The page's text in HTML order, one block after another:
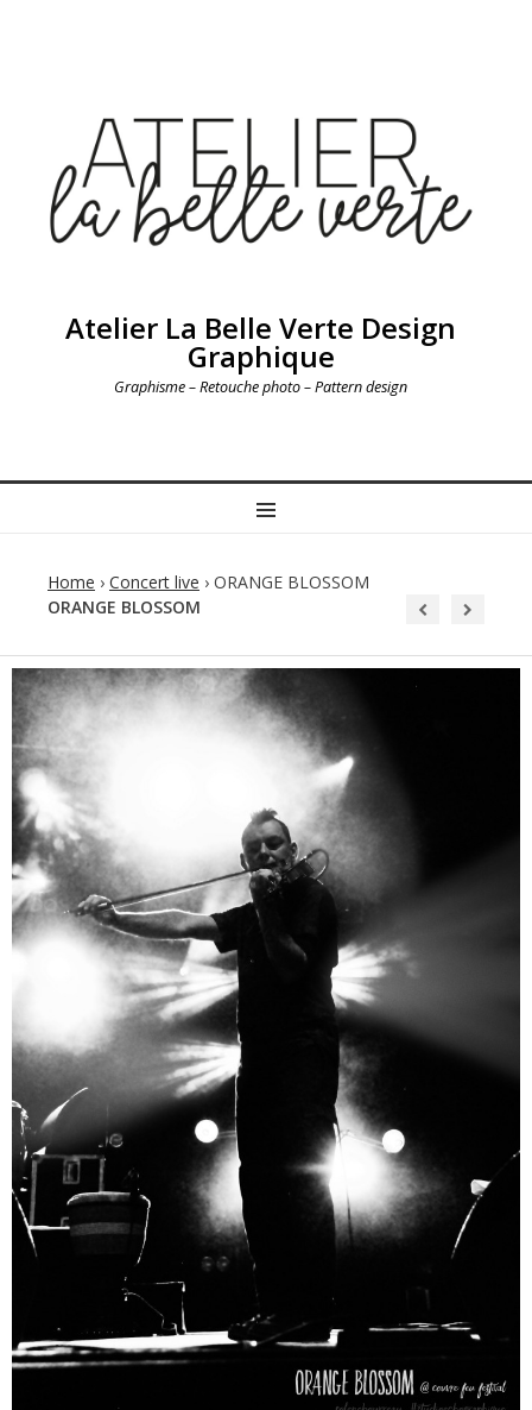
Atelier La Belle Verte Design
Graphique
Graphisme – Retouche photo – Pattern design
MENU
Home › Concert live › ORANGE BLOSSOM
ORANGE BLOSSOM